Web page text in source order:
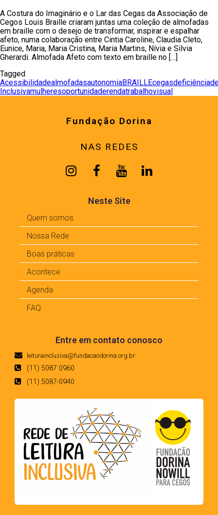
A Costura do Imaginário e o Lar das Cegas da Associação de
Cegos Louis Braille criaram juntas uma coleção de almofadas
em braille com o desejo de transformar, inspirar e espalhar
afeto, numa colaboração entre Cintia Caroline, Claudia Cleto,
Eunice, Maria, Maria Cristina, Maria Martins, Nívia e Silvia
Gherardi. Almofada Afeto com texto em braille no […]
Tagged
AcessibilidadealmofadasautonomiaBRAILLEcegasdeficiência
Inclusivamulheresoportunidaderendatrabalhovisual
Fundação Dorina
NAS REDES
Neste Site
Quem somos
Nossa Rede
Boas práticas
Acontece
Agenda
FAQ
Entre em contato conosco
leiturainclusiva@fundacaodorina.org.br
(11) 5087 0960
(11) 5087-0940